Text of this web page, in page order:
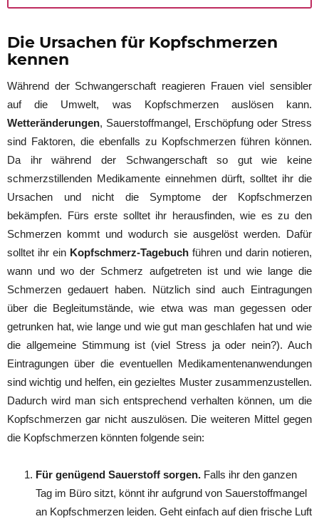
Die Ursachen für Kopfschmerzen
kennen
Während der Schwangerschaft reagieren Frauen viel sensibler
auf die Umwelt, was Kopfschmerzen auslösen kann.
Wetteränderungen, Sauerstoffmangel, Erschöpfung oder Stress
sind Faktoren, die ebenfalls zu Kopfschmerzen führen können.
Da ihr während der Schwangerschaft so gut wie keine
schmerzstillenden Medikamente einnehmen dürft, solltet ihr die
Ursachen und nicht die Symptome der Kopfschmerzen
bekämpfen. Fürs erste solltet ihr herausfinden, wie es zu den
Schmerzen kommt und wodurch sie ausgelöst werden. Dafür
solltet ihr ein Kopfschmerz-Tagebuch führen und darin notieren,
wann und wo der Schmerz aufgetreten ist und wie lange die
Schmerzen gedauert haben. Nützlich sind auch Eintragungen
über die Begleitumstände, wie etwa was man gegessen oder
getrunken hat, wie lange und wie gut man geschlafen hat und wie
die allgemeine Stimmung ist (viel Stress ja oder nein?). Auch
Eintragungen über die eventuellen Medikamentenanwendungen
sind wichtig und helfen, ein gezieltes Muster zusammenzustellen.
Dadurch wird man sich entsprechend verhalten können, um die
Kopfschmerzen gar nicht auszulösen. Die weiteren Mittel gegen
die Kopfschmerzen könnten folgende sein:
Für genügend Sauerstoff sorgen. Falls ihr den ganzen
Tag im Büro sitzt, könnt ihr aufgrund von Sauerstoffmangel
an Kopfschmerzen leiden. Geht einfach auf dien frische Luft